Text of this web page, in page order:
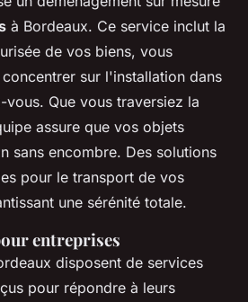
à Bordeaux. Ce service inclut la
de vos biens, vous
sur l'installation dans
Que vous traversiez la
assure que vos objets
sans encombre. Des solutions
pour le transport de vos
une sérénité totale.
entreprises
disposent de services
pour répondre à leurs